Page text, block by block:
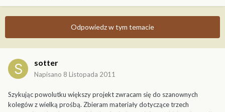
Odpowiedz w tym temacie
sotter
Napisano 8 Listopada 2011
Szykując powolutku większy projekt zwracam się do szanownych
kolegów z wielką prośbą. Zbieram materiały dotyczące trzech